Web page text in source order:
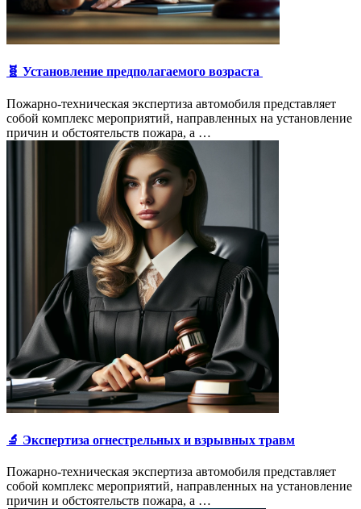
🧬 Установление предполагаемого возраста
Пожарно-техническая экспертиза автомобиля представляет
собой комплекс мероприятий, направленных на установление
причин и обстоятельств пожара, а …
🔬 Экспертиза огнестрельных и взрывных травм
Пожарно-техническая экспертиза автомобиля представляет
собой комплекс мероприятий, направленных на установление
причин и обстоятельств пожара, а …